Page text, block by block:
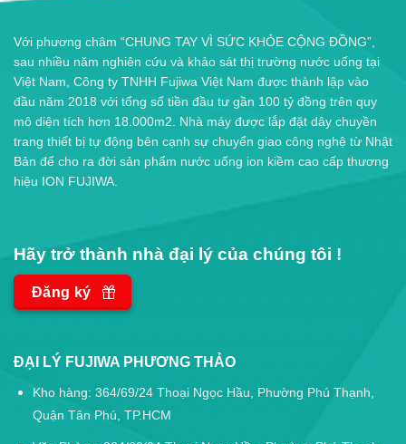
Với phương châm “CHUNG TAY VÌ SỨC KHỎE CỘNG ĐỒNG”,
sau nhiều năm nghiên cứu và khảo sát thị trường nước uống tại
Việt Nam, Công ty TNHH Fujiwa Việt Nam được thành lập vào
đầu năm 2018 với tổng số tiền đầu tư gần 100 tỷ đồng trên quy
mô diện tích hơn 18.000m2. Nhà máy được lắp đặt dây chuyền
trang thiết bị tự động bên cạnh sự chuyển giao công nghệ từ Nhật
Bản để cho ra đời sản phẩm nước uống ion kiềm cao cấp thương
hiệu ION FUJIWA.
Hãy trở thành nhà đại lý của chúng tôi !
Đăng ký
ĐẠI LÝ FUJIWA PHƯƠNG THẢO
Kho hàng: 364/69/24 Thoại Ngọc Hầu, Phường Phú Thạnh,
Quận Tân Phú, TP.HCM